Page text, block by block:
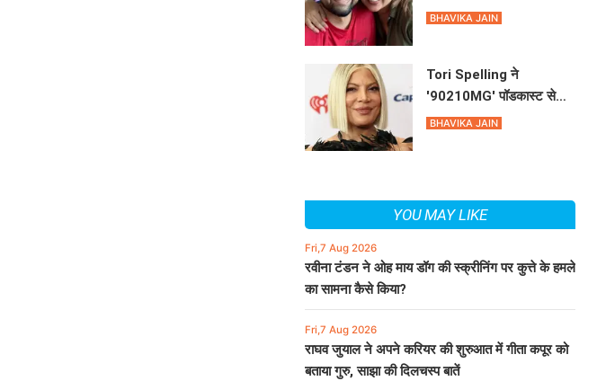
शहरों का सफर!
BHAVIKA JAIN
Tori Spelling ने
'90210MG' पॉडकास्ट से
अपनी विदाई पर क्या कहा?
BHAVIKA JAIN
YOU MAY LIKE
Fri,7 Aug 2026
रवीना टंडन ने ओह माय डॉग की स्क्रीनिंग पर कुत्ते के हमले
का सामना कैसे किया?
Fri,7 Aug 2026
राघव जुयाल ने अपने करियर की शुरुआत में गीता कपूर को
बताया गुरु, साझा की दिलचस्प बातें